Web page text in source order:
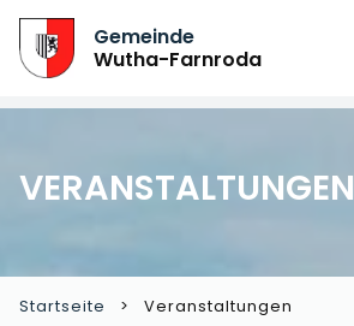
Gemeinde
Wutha-Farnroda
VERANSTALTUNGEN
Startseite Veranstaltungen